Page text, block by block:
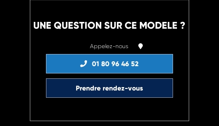
UNE QUESTION SUR CE MODELE ?
Appelez-nous
01 80 96 46 52
Prendre rendez-vous